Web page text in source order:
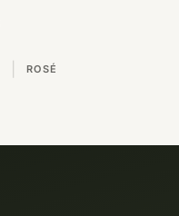
ROSÉ